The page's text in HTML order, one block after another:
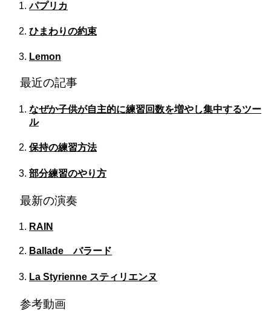
パプリカ
ひまわりの約束
Lemon
最近の記事
なぜか子供が自主的に練習回数を増やし集中するツー
ル
保持の練習方法
部分練習のやり方
最新の演奏
RAIN
Ballade バラード
La Styrienne スティリエンヌ
参考動画